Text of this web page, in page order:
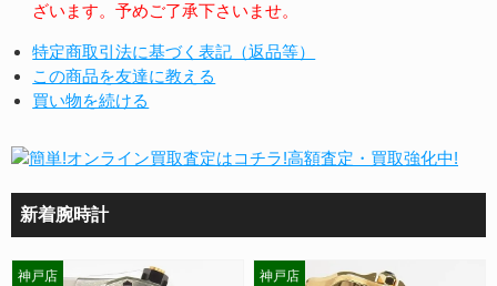
ざいます。予めご了承下さいませ。
特定商取引法に基づく表記（返品等）
この商品を友達に教える
買い物を続ける
新着腕時計
神戸店 神戸店